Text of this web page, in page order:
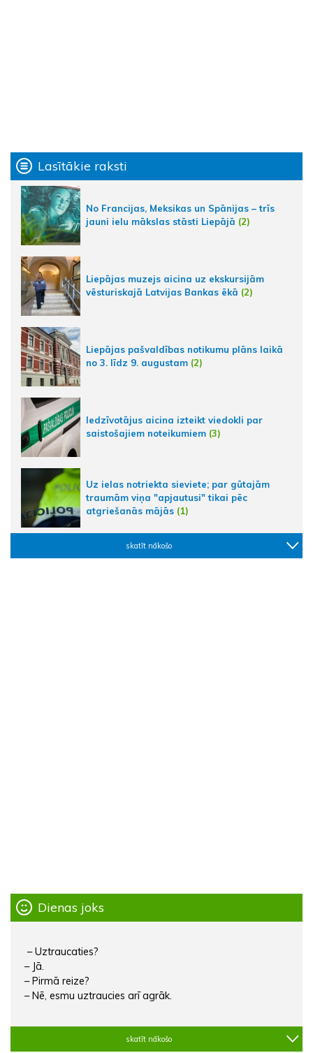
Lasītākie raksti
No Francijas, Meksikas un Spānijas – trīs
jauni ielu mākslas stāsti Liepājā (2)
Liepājas muzejs aicina uz ekskursijām
vēsturiskajā Latvijas Bankas ēkā (2)
Liepājas pašvaldības notikumu plāns laikā
no 3. līdz 9. augustam (2)
Iedzīvotājus aicina izteikt viedokli par
saistošajiem noteikumiem (3)
Uz ielas notriekta sieviete; par gūtajām
traumām viņa "apjautusi" tikai pēc
atgriešanās mājās (1)
skatīt nākošo
Dienas joks
– Uztraucaties?
– Jā.
– Pirmā reize?
– Nē, esmu uztraucies arī agrāk.
skatīt nākošo